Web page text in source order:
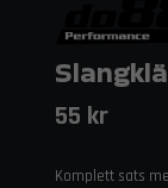
55 kr
Komplett sats